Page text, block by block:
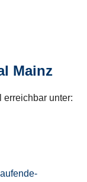
Mainz
erreichbar unter: